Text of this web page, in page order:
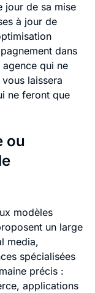
jour de sa mise
à jour de
dans
qui ne
laissera
ne feront que
ou
modèles
un large
media,
spécialisées
précis :
applications